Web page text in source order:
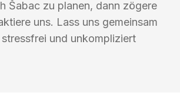
Šabac zu planen, dann zögere
uns. Lass uns gemeinsam
und unkompliziert